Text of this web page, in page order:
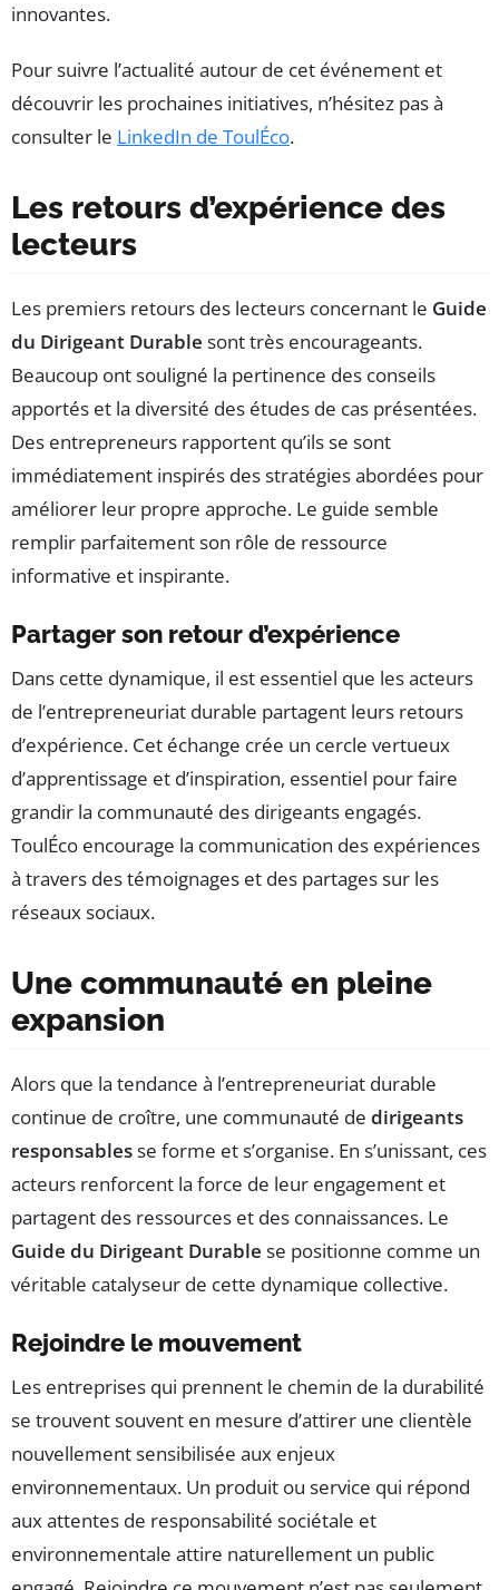
innovantes.
Pour suivre l’actualité autour de cet événement et
découvrir les prochaines initiatives, n’hésitez pas à
consulter le LinkedIn de ToulÉco.
Les retours d’expérience des
lecteurs
Les premiers retours des lecteurs concernant le Guide
du Dirigeant Durable sont très encourageants.
Beaucoup ont souligné la pertinence des conseils
apportés et la diversité des études de cas présentées.
Des entrepreneurs rapportent qu’ils se sont
immédiatement inspirés des stratégies abordées pour
améliorer leur propre approche. Le guide semble
remplir parfaitement son rôle de ressource
informative et inspirante.
Partager son retour d’expérience
Dans cette dynamique, il est essentiel que les acteurs
de l’entrepreneuriat durable partagent leurs retours
d’expérience. Cet échange crée un cercle vertueux
d’apprentissage et d’inspiration, essentiel pour faire
grandir la communauté des dirigeants engagés.
ToulÉco encourage la communication des expériences
à travers des témoignages et des partages sur les
réseaux sociaux.
Une communauté en pleine
expansion
Alors que la tendance à l’entrepreneuriat durable
continue de croître, une communauté de dirigeants
responsablesse forme et s’organise. En s’unissant, ces
acteurs renforcent la force de leur engagement et
partagent des ressources et des connaissances. Le
Guide du Dirigeant Durable se positionne comme un
véritable catalyseur de cette dynamique collective.
Rejoindre le mouvement
Les entreprises qui prennent le chemin de la durabilité
se trouvent souvent en mesure d’attirer une clientèle
nouvellement sensibilisée aux enjeux
environnementaux. Un produit ou service qui répond
aux attentes de responsabilité sociétale et
environnementale attire naturellement un public